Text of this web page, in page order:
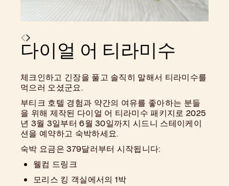
다이얼 어 티라미수
체크인하고 긴장을 풀고 솔직히 말해서 티라미수를
먹으러 오셨군요.
부티크 호텔 경험과 약간의 여유를 좋아하는 분들
을 위해 제작된 다이얼 어 티라미수 패키지로 2025
년 3월 3일부터 6월 30일까지 시드니 스테이케이
션을 예약하고 숙박하세요.
숙박 요금은 379달러부터 시작됩니다:
웰컴 드링크
모리스 킹 객실에서의 1박